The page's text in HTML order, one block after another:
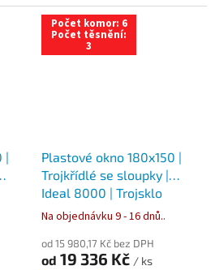
|
Počet komor: 6
Počet těsnění:
3
Plastové okno 180x150 |
Trojkřídlé se sloupky |
Ideal 8000 | Trojsklo
Na objednávku 9 - 16 dnů..
od 15 980,17 Kč bez DPH
od 19 336 Kč / ks